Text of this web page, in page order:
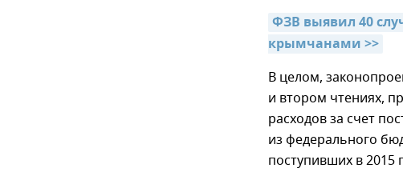
ФЗВ выявил 40
крымчанами >>
В целом,
и втором чтениях,
расходов за счет
из федерального
поступивших в 2015